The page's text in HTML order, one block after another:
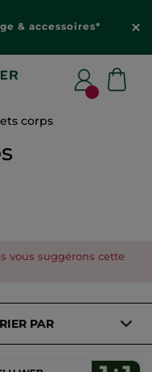
& accessoires*
corps
vous suggérons cette
PAR